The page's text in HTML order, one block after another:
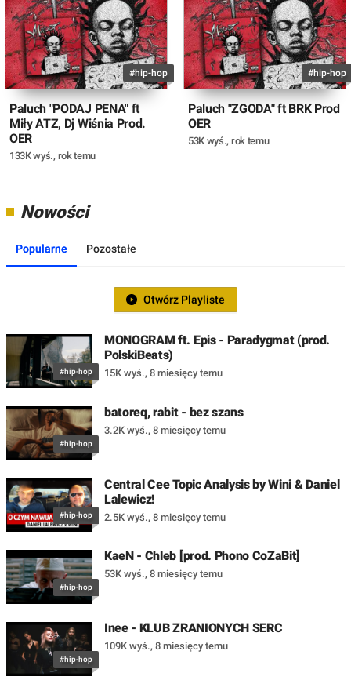
#hip-hop
Paluch "PODAJ PENA" ft
Miły ATZ, Dj Wiśnia Prod.
OER
133K wyś., rok temu
#hip-hop
Paluch "ZGODA" ft BRK Prod
OER
53K wyś., rok temu
Nowości
Popularne Pozostałe
Otwórz Playliste
#hip-hop
MONOGRAM ft. Epis - Paradygmat (prod.
PolskiBeats)
15K wyś., 8 miesięcy temu
#hip-hop
batoreq, rabit - bez szans
3.2K wyś., 8 miesięcy temu
#hip-hop
Central Cee Topic Analysis by Wini & Daniel
Lalewicz!
2.5K wyś., 8 miesięcy temu
#hip-hop
KaeN - Chleb [prod. Phono CoZaBit]
53K wyś., 8 miesięcy temu
#hip-hop
Inee - KLUB ZRANIONYCH SERC
109K wyś., 8 miesięcy temu